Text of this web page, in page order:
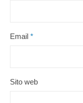
Email *
Sito web